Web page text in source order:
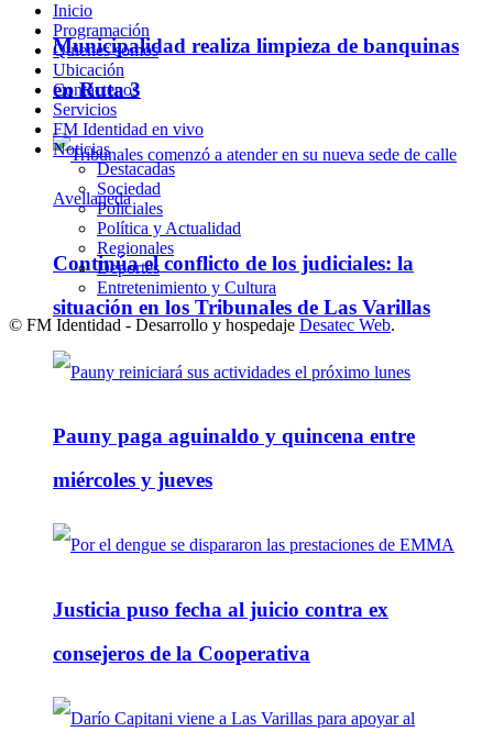
Municipalidad realiza limpieza de banquinas
en Ruta 3
Continúa el conflicto de los judiciales: la
situación en los Tribunales de Las Varillas
Pauny paga aguinaldo y quincena entre
miércoles y jueves
Justicia puso fecha al juicio contra ex
consejeros de la Cooperativa
Inicio
Programación
Quienes somos
Ubicación
Contáctenos
Servicios
FM Identidad en vivo
Noticias
Destacadas
Sociedad
Policiales
Política y Actualidad
Regionales
Deportes
Entretenimiento y Cultura
© FM Identidad - Desarrollo y hospedaje Desatec Web.